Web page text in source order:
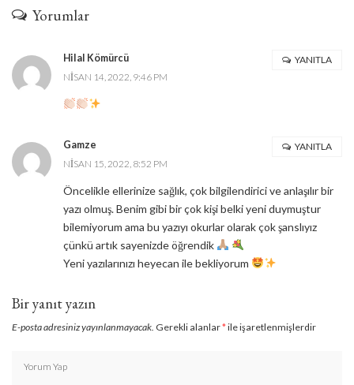
Yorumlar
Hilal Kömürcü
NISAN 14, 2022, 9:46 PM
YANITLA
Gamze
NISAN 15, 2022, 8:52 PM
Öncelikle ellerinize sağlık, çok bilgilendirici ve anlaşılır bir
yazı olmuş. Benim gibi bir çok kişi belki yeni duymuştur
bilemiyorum ama bu yazıyı okurlar olarak çok şanslıyız
çünkü artık sayenizde öğrendik
Yeni yazılarınızı heyecan ile bekliyorum
YANITLA
Bir yanıt yazın
E-posta adresiniz yayınlanmayacak. Gerekli alanlar*ile işaretlenmişlerdir